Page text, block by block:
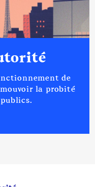
de
la probité